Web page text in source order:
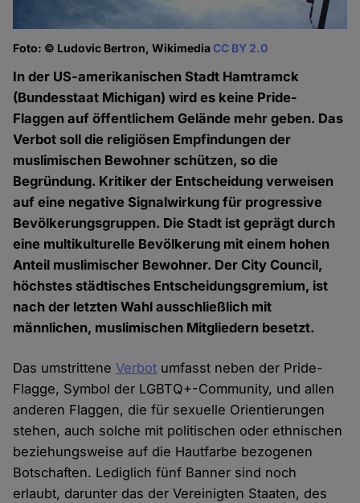
Foto: © Ludovic Bertron, WikimediaCC BY 2.0
In der US-amerikanischen Stadt Hamtramck
(Bundesstaat Michigan) wird es keine Pride-
Flaggen auf öffentlichem Gelände mehr geben. Das
Verbot soll die religiösen Empfindungen der
muslimischen Bewohner schützen, so die
Begründung. Kritiker der Entscheidung verweisen
auf eine negative Signalwirkung für progressive
Bevölkerungsgruppen. Die Stadt ist geprägt durch
eine multikulturelle Bevölkerung mit einem hohen
Anteil muslimischer Bewohner. Der City Council,
höchstes städtisches Entscheidungsgremium, ist
nach der letzten Wahl ausschließlich mit
männlichen, muslimischen Mitgliedern besetzt.
Das umstritteneVerbot umfasst neben der Pride-
Flagge, Symbol der LGBTQ+-Community, und allen
anderen Flaggen, die für sexuelle Orientierungen
stehen, auch solche mit politischen oder ethnischen
beziehungsweise auf die Hautfarbe bezogenen
Botschaften. Lediglich fünf Banner sind noch
erlaubt, darunter das der Vereinigten Staaten, des